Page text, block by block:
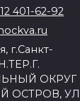
401-62-92
г.Санкт-
ОКРУГ
ОСТРОВ, УЛ